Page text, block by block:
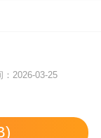
：2026-03-25